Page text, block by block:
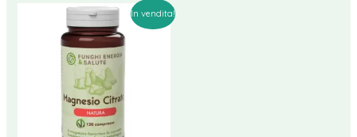
34,99 €.29,00 €.
In vendita!